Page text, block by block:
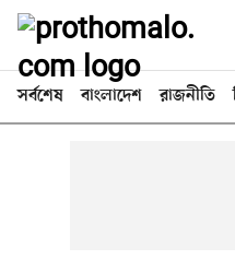
সর্বশেষ বাংলাদেশ রাজনীতি